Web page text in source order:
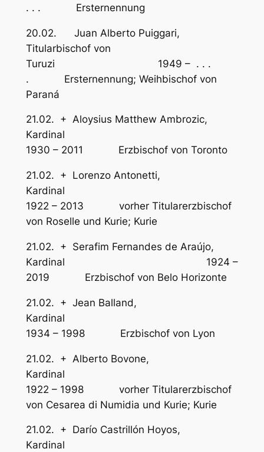
. . . Ersternennung
20.02. Juan Alberto Puiggari,
Titularbischof von
Turuzi 1949 – . . .
. Ersternennung; Weihbischof von
Paraná
21.02. + Aloysius Matthew Ambrozic,
Kardinal
1930 – 2011 Erzbischof von Toronto
21.02. + Lorenzo Antonetti,
Kardinal
1922 – 2013 vorher Titularerzbischof
von Roselle und Kurie; Kurie
21.02. + Serafim Fernandes de Araújo,
Kardinal 1924 –
2019 Erzbischof von Belo Horizonte
21.02. + Jean Balland,
1934 – 1998 Erzbischof von Lyon
21.02. + Alberto Bovone,
1922 – 1998 vorher Titularerzbischof
von Cesarea di Numidia und Kurie; Kurie
21.02. + Darío Castrillón Hoyos,
Kardinal